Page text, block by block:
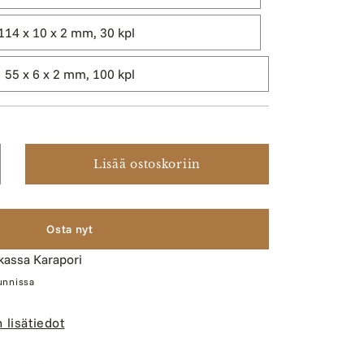
x 10 x 2 mm, 30 kpl
55 x 6 x 2 mm, 100 kpl
Lisää ostoskoriin
Osta nyt
Karapori
lisätiedot